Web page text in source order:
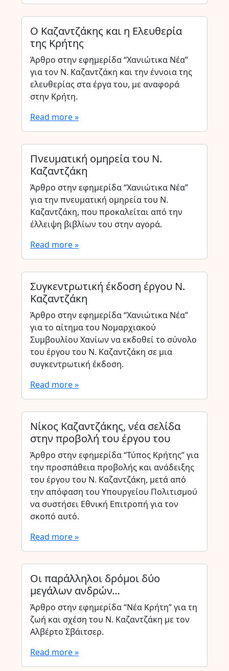
Ο Καζαντζάκης και η Ελευθερία
της Κρήτης
Άρθρο στην εφημερίδα “Χανιώτικα Νέα”
για τον Ν. Καζαντζάκη και την έννοια της
ελευθερίας στα έργα του, με αναφορά
στην Κρήτη.
Read more »
Πνευματική ομηρεία του Ν.
Καζαντζάκη
Άρθρο στην εφημερίδα “Χανιώτικα Νέα”
για την πνευματική ομηρεία του Ν.
Καζαντζάκη, που προκαλείται από την
έλλειψη βιβλίων του στην αγορά.
Read more »
Συγκεντρωτική έκδοση έργου Ν.
Καζαντζάκη
Άρθρο στην εφημερίδα “Χανιώτικα Νέα”
για το αίτημα του Νομαρχιακού
Συμβουλίου Χανίων να εκδοθεί το σύνολο
του έργου του Ν. Καζαντζάκη σε μια
συγκεντρωτική έκδοση.
Read more »
Νίκος Καζαντζάκης, νέα σελίδα
στην προβολή του έργου του
Άρθρο στην εφημερίδα “Τύπος Κρήτης” για
την προσπάθεια προβολής και ανάδειξης
του έργου του Ν. Καζαντζάκη, μετά από
την απόφαση του Υπουργείου Πολιτισμού
να συστήσει Εθνική Επιτροπή για τον
σκοπό αυτό.
Read more »
Οι παράλληλοι δρόμοι δύο
μεγάλων ανδρών…
Άρθρο στην εφημερίδα “Νέα Κρήτη” για τη
ζωή και σχέση του Ν. Καζαντζάκη με τον
Αλβέρτο Σβάιτσερ.
Read more »